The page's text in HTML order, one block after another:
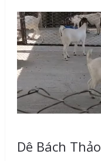
Dê Bách Thảo